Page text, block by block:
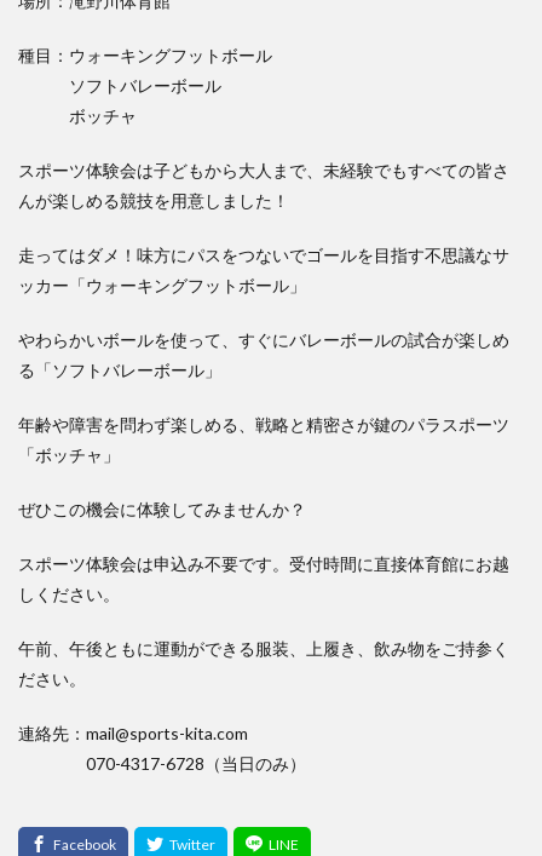
種目：ウォーキングフットボール
ソフトバレーボール
ボッチャ
スポーツ体験会は子どもから大人まで、未経験でもすべての皆さ
んが楽しめる競技を用意しました！
走ってはダメ！味方にパスをつないでゴールを目指す不思議なサ
ッカー「ウォーキングフットボール」
やわらかいボールを使って、すぐにバレーボールの試合が楽しめ
る「ソフトバレーボール」
年齢や障害を問わず楽しめる、戦略と精密さが鍵のパラスポーツ
「ボッチャ」
ぜひこの機会に体験してみませんか？
スポーツ体験会は申込み不要です。受付時間に直接体育館にお越
しください。
午前、午後ともに運動ができる服装、上履き、飲み物をご持参く
ださい。
連絡先：mail@sports-kita.com
070-4317-6728（当日のみ）